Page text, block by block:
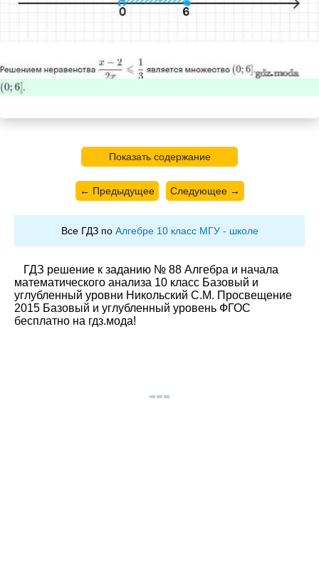
Показать содержание
← Предыдущее Следующее →
Все ГДЗ по Алгебре 10 класс МГУ - школе
ГДЗ решение к заданию № 88 Алгебра и начала
математического анализа 10 класс Базовый и
углубленный уровни Никольский С.М. Просвещение
2015 Базовый и углубленный уровень ФГОС
бесплатно на гдз.мода!